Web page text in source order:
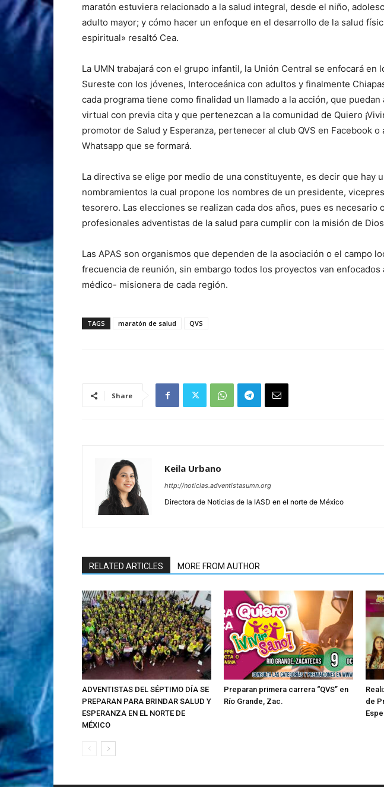
maratón estuviera relacionado a la salud integral, desde el niño,
adulto mayor; y cómo hacer un enfoque en el desarrollo de la salud
espiritual» resaltó Cea.
La UMN trabajará con el grupo infantil, la Unión Central se enfocará en
Sureste con los jóvenes, Interoceánica con adultos y finalmente
cada programa tiene como finalidad un llamado a la acción, que
virtual con previa cita y que pertenezcan a la comunidad de Quiero
promotor de Salud y Esperanza, pertenecer al club QVS en Facebook o
Whatsapp que se formará.
La directiva se elige por medio de una constituyente, es decir que hay
nombramientos la cual propone los nombres de un presidente,
tesorero. Las elecciones se realizan cada dos años, pues es necesario
profesionales adventistas de la salud para cumplir con la misión de
Las APAS son organismos que dependen de la asociación o el campo
frecuencia de reunión, sin embargo todos los proyectos van
médico- misionera de cada región.
TAGS maratón de salud QVS
Share
Keila Urbano
http://noticias.adventistasumn.org
Directora de Noticias de la IASD en el norte de México
RELATED ARTICLES MORE FROM AUTHOR
ADVENTISTAS DEL SÉPTIMO DÍA SE
PREPARAN PARA BRINDAR SALUD Y
ESPERANZA EN EL NORTE DE
MÉXICO
Preparan primera carrera “QVS” en
Río Grande, Zac.
de